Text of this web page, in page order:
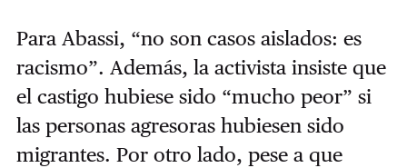
Para Abassi, “no son casos aislados: es
racismo”. Además, la activista insiste que
el castigo hubiese sido “mucho peor” si
las personas agresoras hubiesen sido
migrantes. Por otro lado, pese a que